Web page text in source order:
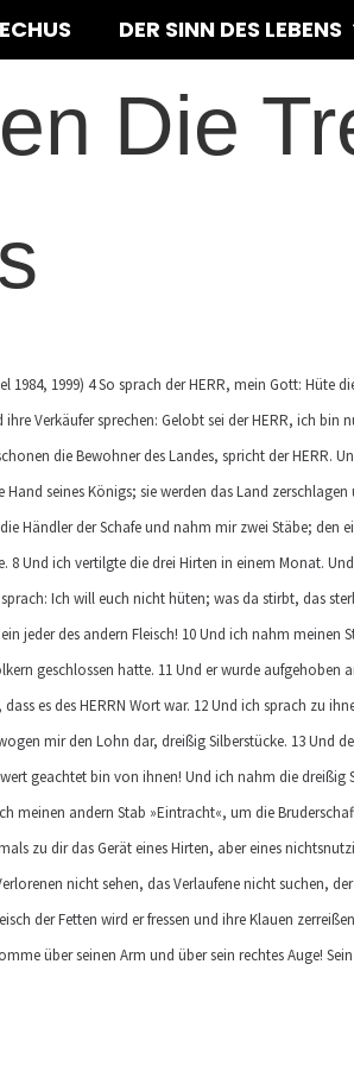
DER SINN DES LEBENS
Die
1984, 1999) 4 So sprach der HERR, mein Gott: Hüte
ihre Verkäufer sprechen: Gelobt sei der HERR, ich bin
die Bewohner des Landes, spricht der HERR.
seines Königs; sie werden das Land
Händler der Schafe und nahm mir zwei Stäbe; den
8 Und ich vertilgte die drei Hirten in einem Monat.
Ich will euch nicht hüten; was da stirbt, das
jeder des andern Fleisch! 10 Und ich nahm
geschlossen hatte. 11 Und er wurde aufgehoben
es des HERRN Wort war. 12 Und ich sprach zu
mir den Lohn dar, dreißig Silberstücke. 13 Und
geachtet bin von ihnen! Und ich nahm die dreißig
meinen andern Stab »Eintracht«, um die
zu dir das Gerät eines Hirten, aber eines
nicht sehen, das Verlaufene nicht suchen,
der Fetten wird er fressen und ihre Klauen
über seinen Arm und über sein rechtes Auge!